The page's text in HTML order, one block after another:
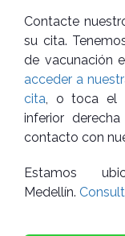
Contacte
su cita.
de vacunación
acceder a
cita, o toca el
inferior
contacto con
Estamos
Medellín.